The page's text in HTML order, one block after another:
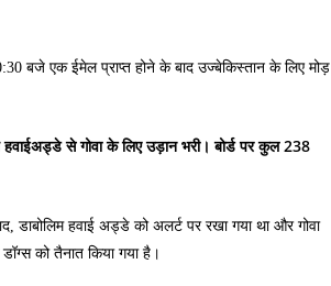
बजे एक ईमेल प्राप्त होने के बाद उज्बेकिस्तान के लिए मोड़
से गोवा के लिए उड़ान भरी। बोर्ड पर कुल 238
हवाई अड्डे को अलर्ट पर रखा गया था और गोवा
को तैनात किया गया है।